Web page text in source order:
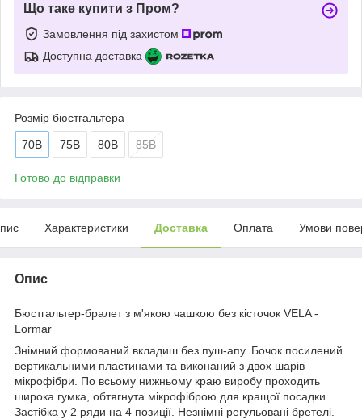
Що таке купити з Пром?
Замовлення під захистом
Доступна доставка
Розмір бюстгальтера
70B 75B 80B 85B
Готово до відправки
Характеристики Доставка Оплата Умови
Опис
Бюстгальтер-бралет з м'якою чашкою без кісточок VELA -
Lormar
Знімний формований вкладиш без пуш-апу. Бочок посилений
вертикальними пластинами та виконаний з двох шарів
мікрофібри. По всьому нижньому краю виробу проходить
широка гумка, обтягнута мікрофіброю для кращої посадки.
Застібка у 2 ряди на 4 позиції. Незнімні регульовані бретелі.